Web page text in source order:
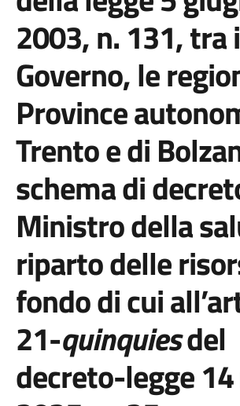
2003, n. 131, tra
Governo, le
Province
Trento e di
schema di
Ministro della
riparto delle
fondo di cui
21-quinquiesdel
decreto-legge